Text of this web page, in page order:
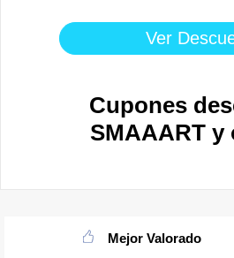
Ver
Cupones
SMAAART y
Mejor Valorado